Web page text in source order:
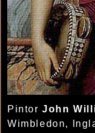
PintorJohn
Wimbledon,